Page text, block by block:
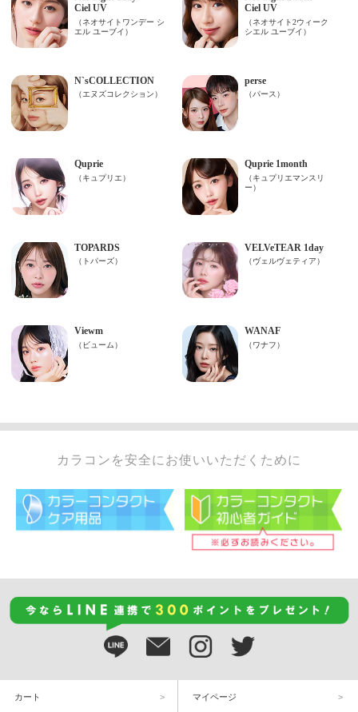
カラコンを安全にお使いいただくために
カート マイページ